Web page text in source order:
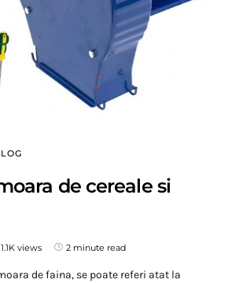
de cereale si
1.1K views 2 minute read
de faina, se poate referi atat la